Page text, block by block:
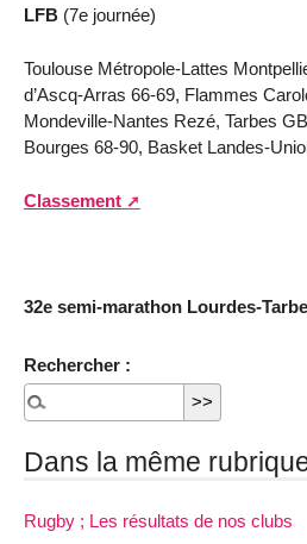
LFB (7e journée)
Toulouse Métropole-Lattes
d’Ascq-Arras 66-69, Flammes
Mondeville-Nantes Rezé, Tarbes
Bourges 68-90, Basket Landes-
Classement
32e semi-marathon Lourdes-
Rechercher :
Dans la même
Rugby ; Les résultats de nos clubs